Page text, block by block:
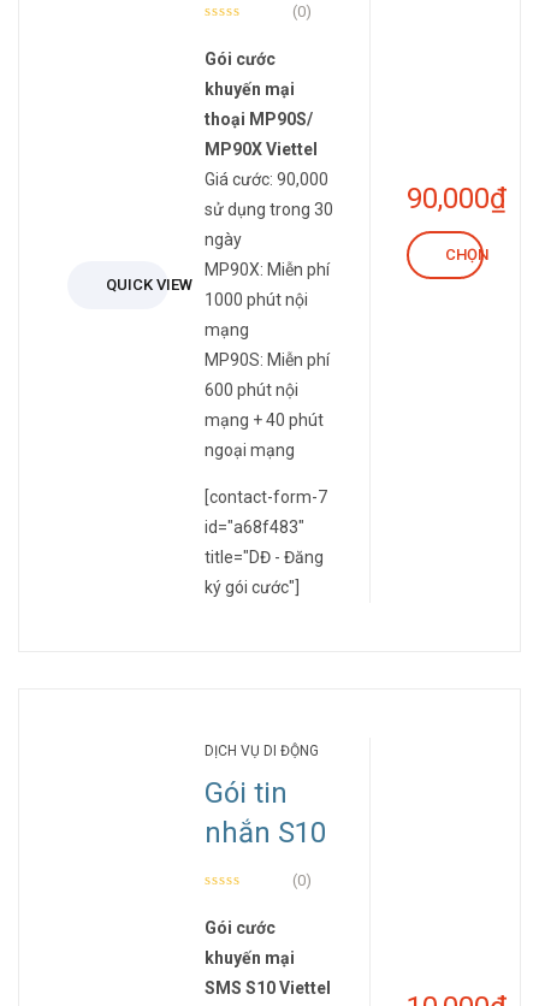
QUICK VIEW
(0)
Gói cước
khuyến mại
thoại MP90S/
MP90X Viettel
Giá cước: 90,000
sử dụng trong 30
ngày
MP90X: Miễn phí
1000 phút nội
mạng
MP90S: Miễn phí
600 phút nội
mạng + 40 phút
ngoại mạng
[contact-form-7
id="a68f483"
title="DĐ - Đăng
ký gói cước"]
90,000₫
CHỌN
DỊCH VỤ DI ĐỘNG
Gói tin
nhắn S10
(0)
Gói cước
khuyến mại
SMS S10 Viettel